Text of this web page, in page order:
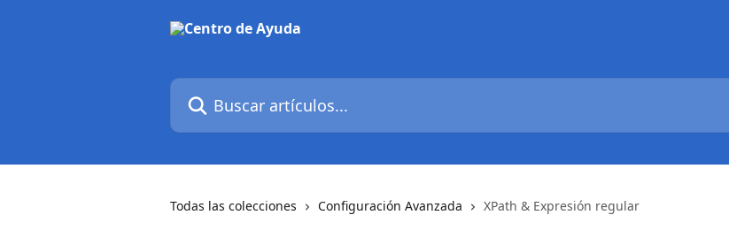
Buscar artículos...
Todas las colecciones Configuración Avanzada XPath & Expresión regular